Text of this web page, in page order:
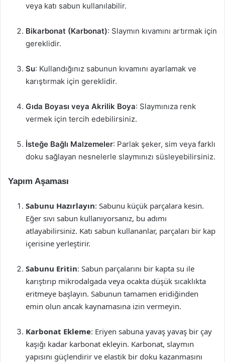
veya katı sabun kullanılabilir.
Bikarbonat (Karbonat): Slaymın kıvamını artırmak için
gereklidir.
Su: Kullandığınız sabunun kıvamını ayarlamak ve
karıştırmak için gereklidir.
Gıda Boyası veya Akrilik Boya: Slaymınıza renk
vermek için tercih edebilirsiniz.
İsteğe Bağlı Malzemeler: Parlak şeker, sim veya farklı
doku sağlayan nesnelerle slaymınızı süsleyebilirsiniz.
Yapım Aşaması
Sabunu Hazırlayın: Sabunu küçük parçalara kesin.
Eğer sıvı sabun kullanıyorsanız, bu adımı
atlayabilirsiniz. Katı sabun kullananlar, parçaları bir kap
içerisine yerleştirir.
Sabunu Eritin: Sabun parçalarını bir kapta su ile
karıştırıp mikrodalgada veya ocakta düşük sıcaklıkta
eritmeye başlayın. Sabunun tamamen eridiğinden
emin olun ancak kaynamasına izin vermeyin.
Karbonat Ekleme: Eriyen sabuna yavaş yavaş bir çay
kaşığı kadar karbonat ekleyin. Karbonat, slaymın
yapısını güçlendirir ve elastik bir doku kazanmasını